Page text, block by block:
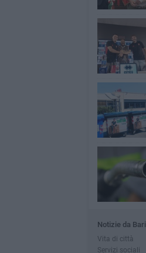
Notizie da Bari
Vita di città
Servizi sociali